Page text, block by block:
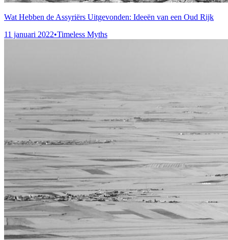
Wat Hebben de Assyriërs Uitgevonden: Ideeën van een Oud Rijk
11 januari 2022•Timeless Myths